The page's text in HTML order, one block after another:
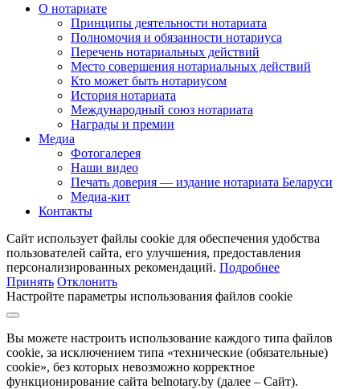
О нотариате
Принципы деятельности нотариата
Полномочия и обязанности нотариуса
Перечень нотариальных действий
Место совершения нотариальных действий
Кто может быть нотариусом
История нотариата
Международный союз нотариата
Награды и премии
Медиа
Фотогалерея
Наши видео
Печать доверия — издание нотариата Беларуси
Медиа-кит
Контакты
Сайт использует файлы cookie для обеспечения удобства
пользователей сайта, его улучшения, предоставления
персонализированных рекомендаций. Подробнее
Принять Отклонить
Настройте параметры использования файлов cookie
Вы можете настроить использование каждого типа файлов
cookie, за исключением типа «технические (обязательные)
cookie», без которых невозможно корректное
функционирование сайта belnotary.by (далее – Сайт).